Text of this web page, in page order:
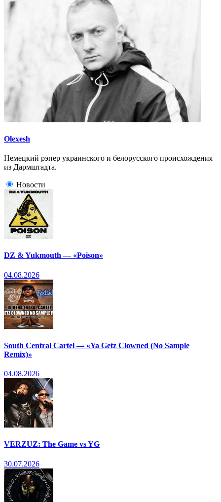
Olexesh
Немецкий рэпер украинского и белорусского происхождения
из Дармштадта.
Новости
DZ & Yukmouth — «Poison»
04.08.2026
South Central Cartel — «Ya Getz Clowned (No Sample
Remix)»
04.08.2026
VERZUZ: The Game vs YG
30.07.2026